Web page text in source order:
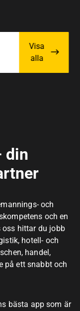
Visa
alla
din
och
och en
hittar du jobb
hotell- och
handel,
på ett snabbt och
bästa app som är